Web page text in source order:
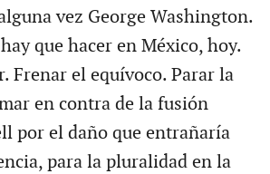
vez George Washington.
que hacer en México, hoy.
Frenar el equívoco. Parar la
en contra de la fusión
por el daño que entrañaría
para la pluralidad en la